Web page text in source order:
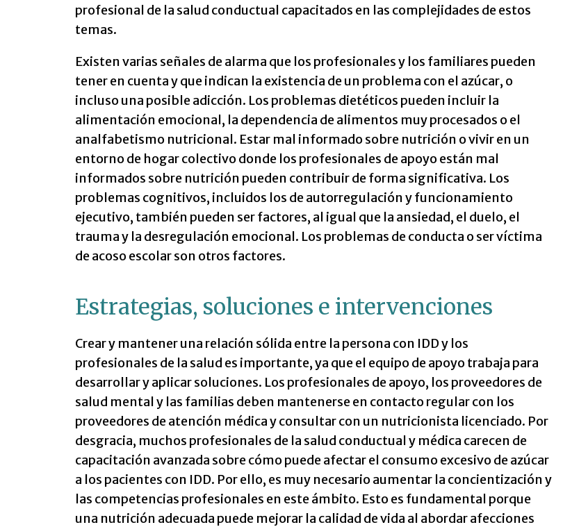
profesional de la salud conductual capacitados en las complejidades de estos
temas.
Existen varias señales de alarma que los profesionales y los familiares pueden
tener en cuenta y que indican la existencia de un problema con el azúcar, o
incluso una posible adicción. Los problemas dietéticos pueden incluir la
alimentación emocional, la dependencia de alimentos muy procesados o el
analfabetismo nutricional. Estar mal informado sobre nutrición o vivir en un
entorno de hogar colectivo donde los profesionales de apoyo están mal
informados sobre nutrición pueden contribuir de forma significativa. Los
problemas cognitivos, incluidos los de autorregulación y funcionamiento
ejecutivo, también pueden ser factores, al igual que la ansiedad, el duelo, el
trauma y la desregulación emocional. Los problemas de conducta o ser víctima
de acoso escolar son otros factores.
Estrategias, soluciones e intervenciones
Crear y mantener una relación sólida entre la persona con IDD y los
profesionales de la salud es importante, ya que el equipo de apoyo trabaja para
desarrollar y aplicar soluciones. Los profesionales de apoyo, los proveedores de
salud mental y las familias deben mantenerse en contacto regular con los
proveedores de atención médica y consultar con un nutricionista licenciado. Por
desgracia, muchos profesionales de la salud conductual y médica carecen de
capacitación avanzada sobre cómo puede afectar el consumo excesivo de azúcar
a los pacientes con IDD. Por ello, es muy necesario aumentar la concientización y
las competencias profesionales en este ámbito. Esto es fundamental porque
una nutrición adecuada puede mejorar la calidad de vida al abordar afecciones